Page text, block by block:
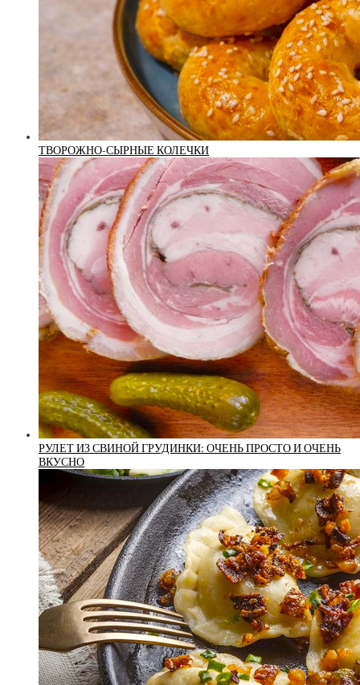
ТВОРОЖНО-СЫРНЫЕ КОЛЕЧКИ
РУЛЕТ ИЗ СВИНОЙ ГРУДИНКИ: ОЧЕНЬ ПРОСТО И ОЧЕНЬ
ВКУСНО